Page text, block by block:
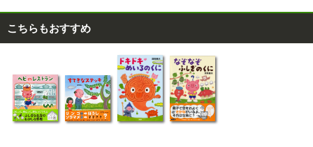
こちらもおすすめ